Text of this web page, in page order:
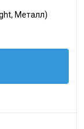
Металл)